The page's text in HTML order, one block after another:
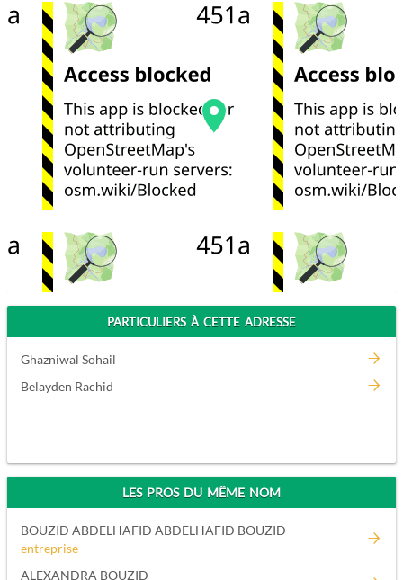
PARTICULIERS À CETTE ADRESSE
Ghazniwal Sohail
Belayden Rachid
LES PROS DU MÊME NOM
BOUZID ABDELHAFID ABDELHAFID BOUZID -
entreprise
ALEXANDRA BOUZID -